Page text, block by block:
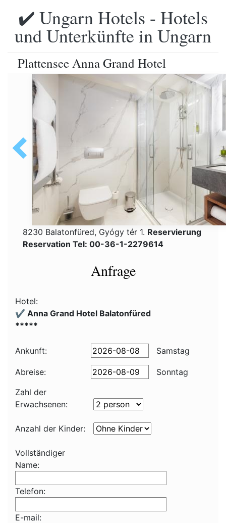
✔️ Ungarn Hotels - Hotels
und Unterkünfte in Ungarn
Plattensee Anna Grand Hotel
8230 Balatonfüred, Gyógy tér 1. Reservierung
Reservation Tel: 00-36-1-2279614
Anfrage
Hotel:
✔️ Anna Grand Hotel Balatonfüred
*****
Ankunft: Samstag
Abreise:
Sonntag
Zahl der
Erwachsenen:
Anzahl der Kinder:
Vollständiger
Name:
Telefon:
E-mail: